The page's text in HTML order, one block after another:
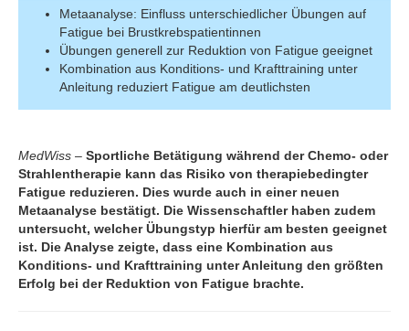
Metaanalyse: Einfluss unterschiedlicher Übungen auf
Fatigue bei Brustkrebspatientinnen
Übungen generell zur Reduktion von Fatigue geeignet
Kombination aus Konditions- und Krafttraining unter
Anleitung reduziert Fatigue am deutlichsten
MedWiss – Sportliche Betätigung während der Chemo- oder
Strahlentherapie kann das Risiko von therapiebedingter
Fatigue reduzieren. Dies wurde auch in einer neuen
Metaanalyse bestätigt. Die Wissenschaftler haben zudem
untersucht, welcher Übungstyp hierfür am besten geeignet
ist. Die Analyse zeigte, dass eine Kombination aus
Konditions- und Krafttraining unter Anleitung den größten
Erfolg bei der Reduktion von Fatigue brachte.